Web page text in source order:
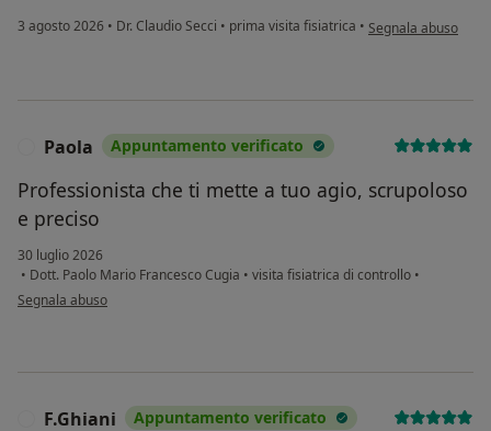
3 agosto 2026 • Dr. Claudio Secci • prima visita fisiatrica • secondo l'opinione
Segnala abuso
Paola Appuntamento verificato
Professionista che ti mette a tuo agio, scrupoloso
e preciso
30 luglio 2026
• Dott. Paolo Mario Francesco Cugia • visita fisiatrica di controllo •
secondo l'opinione dell'utente Paola
Segnala abuso
F.Ghiani Appuntamento verificato